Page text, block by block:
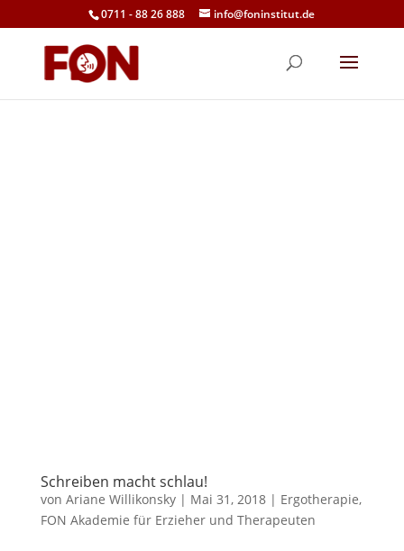
0711 - 88 26 888 info@foninstitut.de
Schreiben macht schlau!
von Ariane Willikonsky| Mai 31, 2018| Ergotherapie,
FON Akademie für Erzieher und Therapeuten